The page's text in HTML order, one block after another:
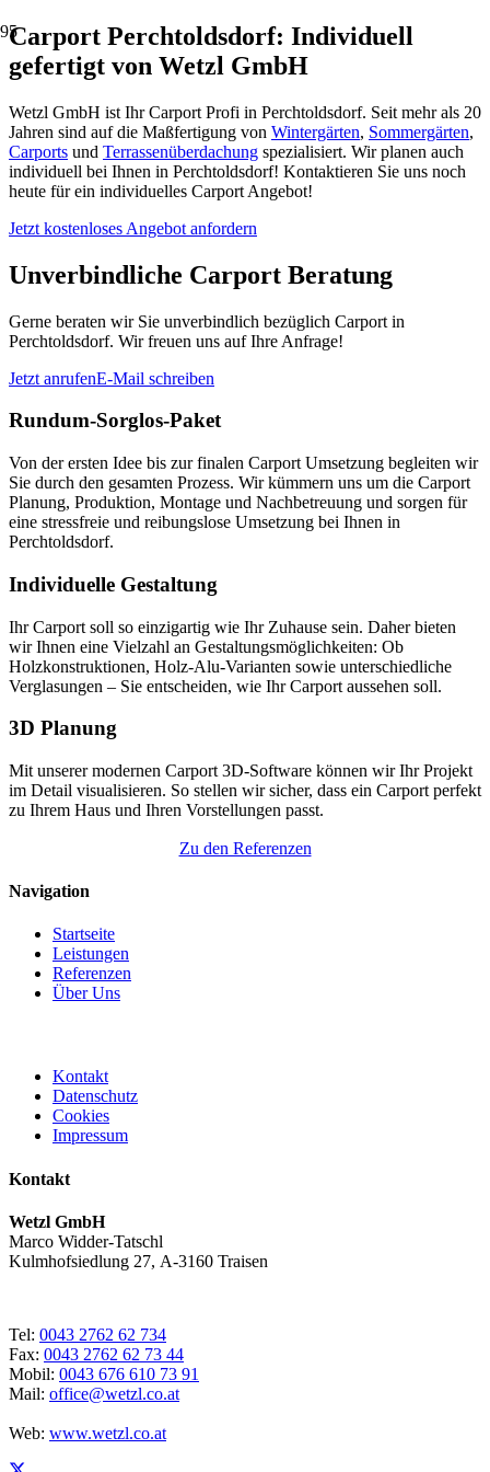
Carport Perchtoldsdorf: Individuell
gefertigt von Wetzl GmbH
Wetzl GmbH ist Ihr Carport Profi in Perchtoldsdorf. Seit mehr als 20
Jahren sind auf die Maßfertigung von Wintergärten, Sommergärten,
Carports und Terrassenüberdachung spezialisiert. Wir planen auch
individuell bei Ihnen in Perchtoldsdorf! Kontaktieren Sie uns noch
heute für ein individuelles Carport Angebot!
Jetzt kostenloses Angebot anfordern
Unverbindliche Carport Beratung
Gerne beraten wir Sie unverbindlich bezüglich Carport in
Perchtoldsdorf. Wir freuen uns auf Ihre Anfrage!
Jetzt anrufenE-Mail schreiben
Rundum-Sorglos-Paket
Von der ersten Idee bis zur finalen Carport Umsetzung begleiten wir
Sie durch den gesamten Prozess. Wir kümmern uns um die Carport
Planung, Produktion, Montage und Nachbetreuung und sorgen für
eine stressfreie und reibungslose Umsetzung bei Ihnen in
Perchtoldsdorf.
Individuelle Gestaltung
Ihr Carport soll so einzigartig wie Ihr Zuhause sein. Daher bieten
wir Ihnen eine Vielzahl an Gestaltungsmöglichkeiten: Ob
Holzkonstruktionen, Holz-Alu-Varianten sowie unterschiedliche
Verglasungen – Sie entscheiden, wie Ihr Carport aussehen soll.
3D Planung
Mit unserer modernen Carport 3D-Software können wir Ihr Projekt
im Detail visualisieren. So stellen wir sicher, dass ein Carport perfekt
zu Ihrem Haus und Ihren Vorstellungen passt.
Zu den Referenzen
Navigation
Startseite
Leistungen
Referenzen
Über Uns
Kontakt
Datenschutz
Cookies
Impressum
Kontakt
Wetzl GmbH
Marco Widder-Tatschl
Kulmhofsiedlung 27, A-3160 Traisen
Tel: 0043 2762 62 734
Fax: 0043 2762 62 73 44
Mobil: 0043 676 610 73 91
Mail: office@wetzl.co.at
Web: www.wetzl.co.at